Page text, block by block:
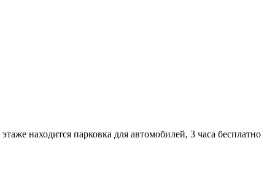
находится парковка для автомобилей, 3 часа бесплатно